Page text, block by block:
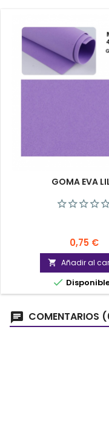
GOMA EVA
Precio
0,75 €
 Añadir al

COMENTARIOS